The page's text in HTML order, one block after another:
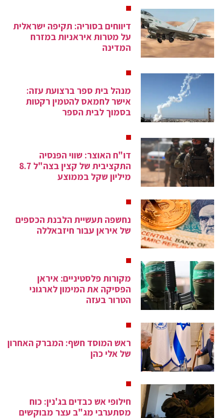
דיווחים בסוריה: תקיפה ישראלית
על מטרות איראניות במזרח
המדינה
מנהל בית ספר ברצועת עזה:
אישר לחמאס להטמין רקטות
בסמוך לבית הספר
דו"ח האוצר: שווי הפנסיה
התקציבית של קצין בצה"ל 8.7
מיליון שקל בממוצע
נחשפה תעשיית הלבנת הכספים
של איראן עבור חיזבאללה
מקורות פלסטיניים: איראן
הפסיקה את המימון לארגוני
הטרור בעזה
ראש המוסד חשף: המברק האחרון
של אלי כהן
חילופי אש כבדים בג'נין: כוח
מסתערבי מג"ב עצר מבוקשים